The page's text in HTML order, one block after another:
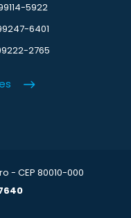
5922
6401
2765
- CEP 80010-000